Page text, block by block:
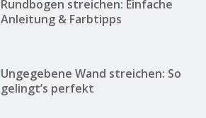
Rundbogen streichen: Einfache
Anleitung & Farbtipps
Ungegebene Wand streichen: So
gelingt’s perfekt